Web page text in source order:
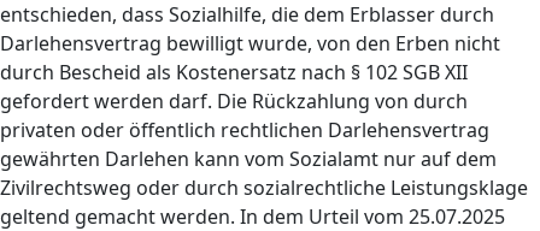
entschieden, dass Sozialhilfe, die dem Erblasser durch
Darlehensvertrag bewilligt wurde, von den Erben nicht
durch Bescheid als Kostenersatz nach § 102 SGB XII
gefordert werden darf. Die Rückzahlung von durch
privaten oder öffentlich rechtlichen Darlehensvertrag
gewährten Darlehen kann vom Sozialamt nur auf dem
Zivilrechtsweg oder durch sozialrechtliche Leistungsklage
geltend gemacht werden. In dem Urteil vom 25.07.2025